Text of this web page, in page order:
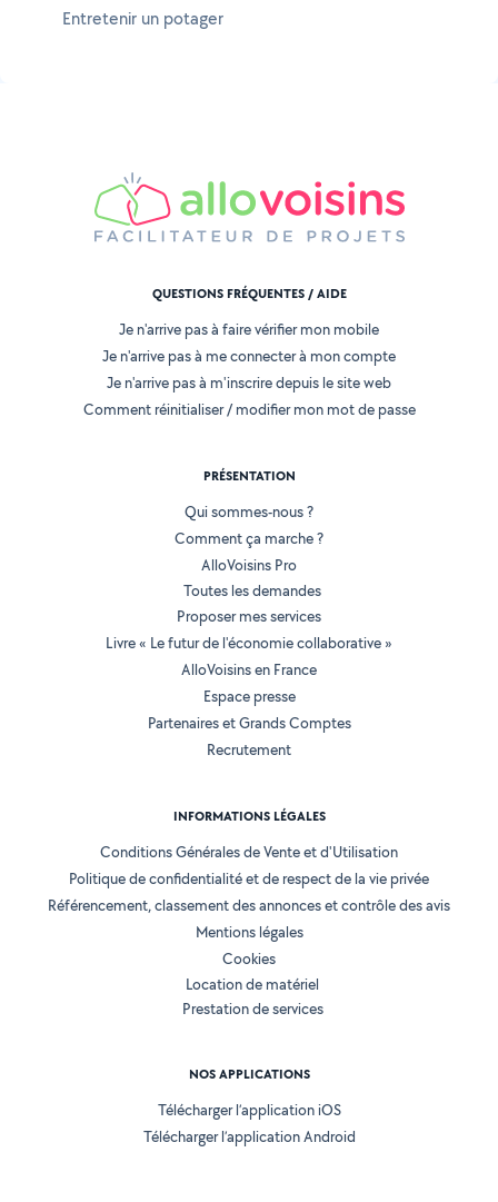
Entretenir un potager
QUESTIONS FRÉQUENTES / AIDE
Je n'arrive pas à faire vérifier mon mobile
Je n'arrive pas à me connecter à mon compte
Je n'arrive pas à m'inscrire depuis le site web
Comment réinitialiser / modifier mon mot de passe
PRÉSENTATION
Qui sommes-nous ?
Comment ça marche ?
AlloVoisins Pro
Toutes les demandes
Proposer mes services
Livre « Le futur de l'économie collaborative »
AlloVoisins en France
Espace presse
Partenaires et Grands Comptes
Recrutement
INFORMATIONS LÉGALES
Conditions Générales de Vente et d'Utilisation
Politique de confidentialité et de respect de la vie privée
Référencement, classement des annonces et contrôle des avis
Mentions légales
Cookies
Location de matériel
Prestation de services
NOS APPLICATIONS
Télécharger l’application iOS
Télécharger l’application Android